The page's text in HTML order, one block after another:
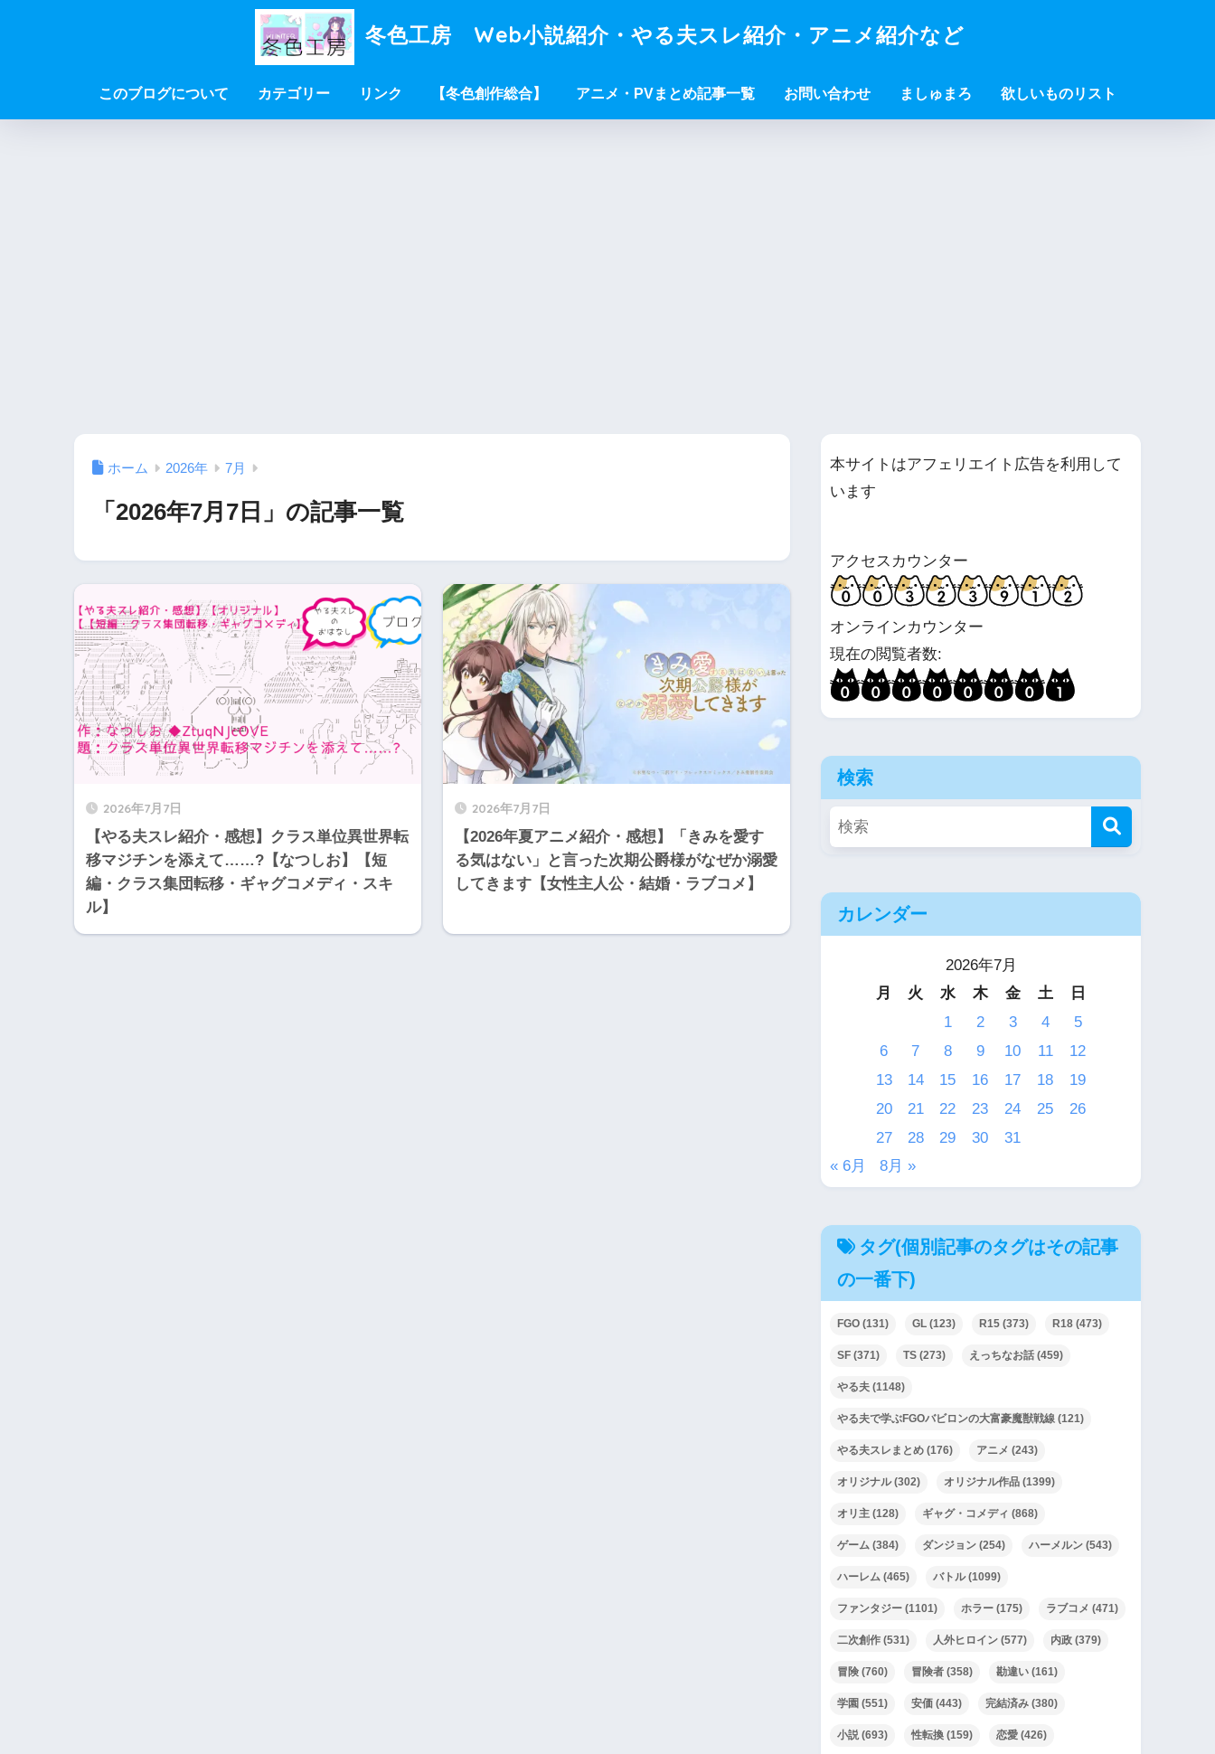
冬色工房 Web小説紹介・やる夫スレ紹介・アニメ紹介など
このブログについて カテゴリー リンク 【冬色創作総合】 アニメ・PVまとめ記事一覧 お問い合わせ ましゅまろ 欲しいものリスト
ホーム 2026年 7月
「2026年7月7日」の記事一覧
2026年7月7日
【やる夫スレ紹介・感想】クラス単位異世界転
移マジチンを添えて……?【なつしお】【短
編・クラス集団転移・ギャグコメディ・スキ
ル】
2026年7月7日
【2026年夏アニメ紹介・感想】「きみを愛す
る気はない」と言った次期公爵様がなぜか溺愛
してきます【女性主人公・結婚・ラブコメ】
本サイトはアフェリエイト広告を利用して
います
アクセスカウンター
オンラインカウンター
現在の閲覧者数:
検索
カレンダー
2026年7月
月
火 水 木 金 土
日
1
2 3 4
5
6
7 8 9 10 11
12
13
14 15 16 17 18
19
20
21 22 23 24 25
26
27
28 29 30
31
« 6月
8月 »
タグ(個別記事のタグはその記事
の一番下)
FGO (131) GL (123) R15 (373) R18 (473)
SF (371) TS (273) えっちなお話 (459)
やる夫 (1148)
やる夫で学ぶFGOバビロンの大富豪魔獣戦線 (121)
やる夫スレまとめ (176) アニメ (243)
オリジナル(302) オリジナル作品 (1399)
オリ主 (128) ギャグ・コメディ (868)
ゲーム (384) ダンジョン (254) ハーメルン (543)
ハーレム (465) バトル(1099)
ファンタジー (1101) ホラー (175) ラブコメ (471)
二次創作 (531) 人外ヒロイン (577) 内政 (379)
冒険 (760) 冒険者 (358) 勘違い (161)
学園 (551) 安価 (443) 完結済み (380)
小説(693) 性転換 (159) 恋愛 (426)